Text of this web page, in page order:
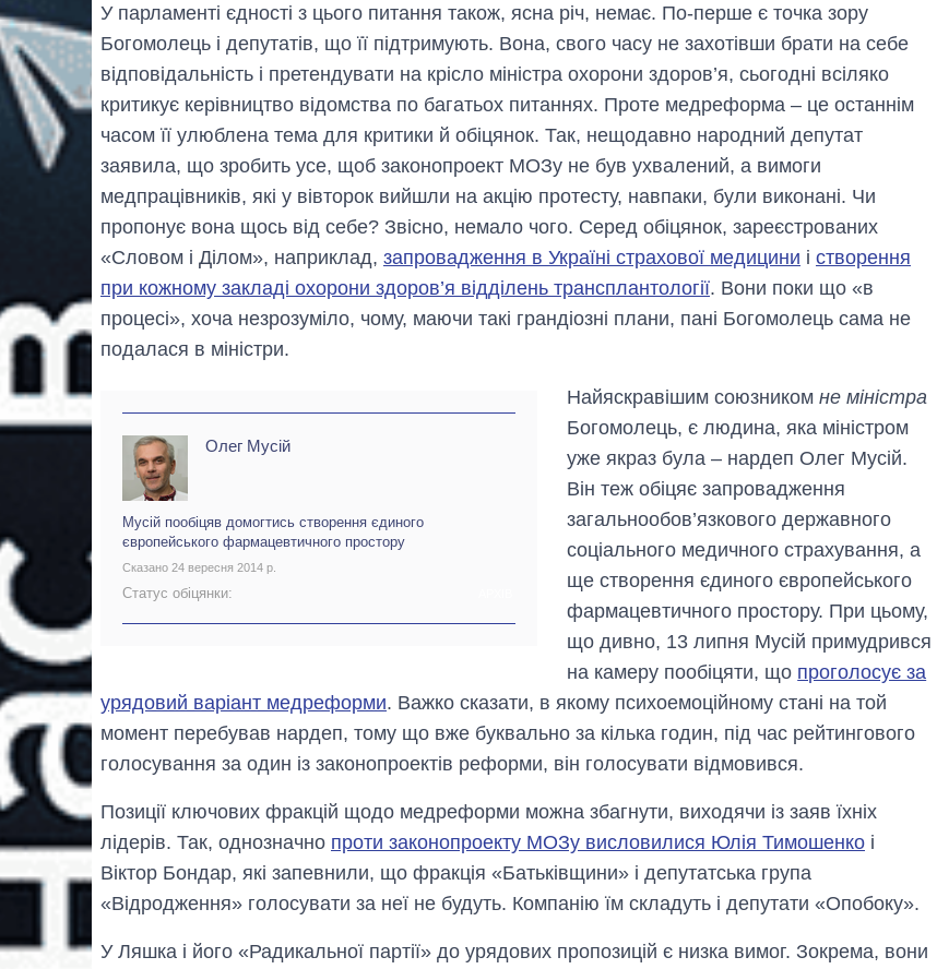
У парламенті єдності з цього питання також, ясна річ, немає. По-перше є точка зору
Богомолець і депутатів, що її підтримують. Вона, свого часу не захотівши брати на себе
відповідальність і претендувати на крісло міністра охорони здоров’я, сьогодні всіляко
критикує керівництво відомства по багатьох питаннях. Проте медреформа – це останнім
часом її улюблена тема для критики й обіцянок. Так, нещодавно народний депутат
заявила, що зробить усе, щоб законопроект МОЗу не був ухвалений, а вимоги
медпрацівників, які у вівторок вийшли на акцію протесту, навпаки, були виконані. Чи
пропонує вона щось від себе? Звісно, немало чого. Серед обіцянок, зареєстрованих
«Словом і Ділом», наприклад, запровадження в Україні страхової медицини і створення
при кожному закладі охорони здоров’я відділень трансплантології. Вони поки що «в
процесі», хоча незрозуміло, чому, маючи такі грандіозні плани, пані Богомолець сама не
подалася в міністри.
Олег Мусій
Мусій пообіцяв домогтись створення єдиного
європейського фармацевтичного простору
Сказано 24 вересня 2014 р.
Статус обіцянки:
Найяскравішим союзникомне міністра
Богомолець, є людина, яка міністром
уже якраз була – нардеп Олег Мусій.
Він теж обіцяє запровадження
загальнообов’язкового державного
соціального медичного страхування, а
ще створення єдиного європейського
фармацевтичного простору. При цьому,
що дивно, 13 липня Мусій примудрився
на камеру пообіцяти, що проголосує за
урядовий варіант медреформи. Важко сказати, в якому психоемоційному стані на той
момент перебував нардеп, тому що вже буквально за кілька годин, під час рейтингового
голосування за один із законопроектів реформи, він голосувати відмовився.
Позиції ключових фракцій щодо медреформи можна збагнути, виходячи із заяв їхніх
лідерів. Так, однозначно проти законопроекту МОЗу висловилися Юлія Тимошенко і
Віктор Бондар, які запевнили, що фракція «Батьківщини» і депутатська група
«Відродження» голосувати за неї не будуть. Компанію їм складуть і депутати «Опобоку».
У Ляшка і його «Радикальної партії» до урядових пропозицій є низка вимог. Зокрема, вони